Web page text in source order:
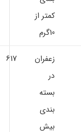
كمتر از
10گرم
زعفران
در
بسته
بندي
بيش
617